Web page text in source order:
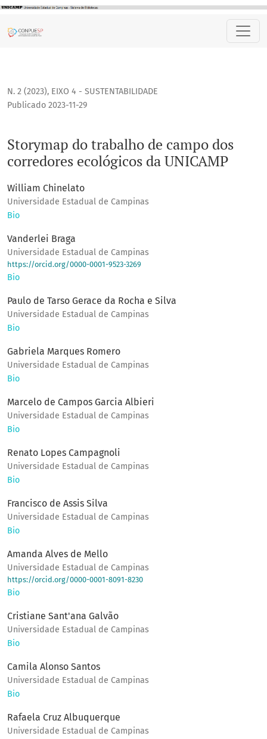
Storymap do trabalho de campo dos corredores ecológicos
N. 2 (2023), EIXO 4 - SUSTENTABILIDADE
Storymap do trabalho de campo dos
corredores ecológicos da UNICAMP
Publicado 2023-11-29
William Chinelato
Universidade Estadual de Campinas
Bio
Vanderlei Braga
Universidade Estadual de Campinas
https://orcid.org/0000-0001-9523-3269
Bio
Paulo de Tarso Gerace da Rocha e Silva
Universidade Estadual de Campinas
Bio
Gabriela Marques Romero
Universidade Estadual de Campinas
Bio
Marcelo de Campos Garcia Albieri
Universidade Estadual de Campinas
Bio
Renato Lopes Campagnoli
Universidade Estadual de Campinas
Bio
Francisco de Assis Silva
Universidade Estadual de Campinas
Bio
Amanda Alves de Mello
Universidade Estadual de Campinas
https://orcid.org/0000-0001-8091-8230
Bio
Cristiane Sant'ana Galvão
Universidade Estadual de Campinas
Bio
Camila Alonso Santos
Universidade Estadual de Campinas
Bio
Rafaela Cruz Albuquerque
Universidade Estadual de Campinas